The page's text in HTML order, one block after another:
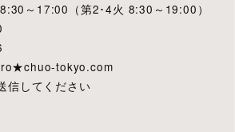
～17:00（第2･4火 8:30～19:00）
tokyo.com
してください